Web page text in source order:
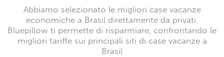
Abbiamo selezionato le migliori case vacanze
economiche a Brasil direttamente da privati.
Bluepillow ti permette di risparmiare, confrontando le
migliori tariffe sui principali siti di case vacanze a
Brasil